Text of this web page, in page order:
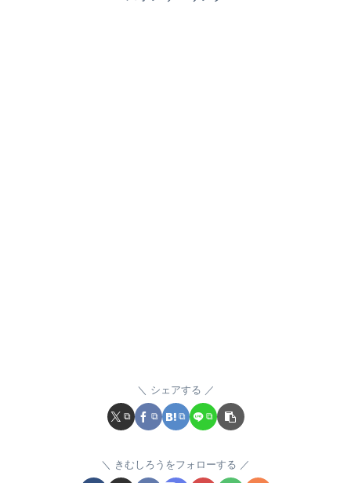
シェアする
きむしろうをフォローする